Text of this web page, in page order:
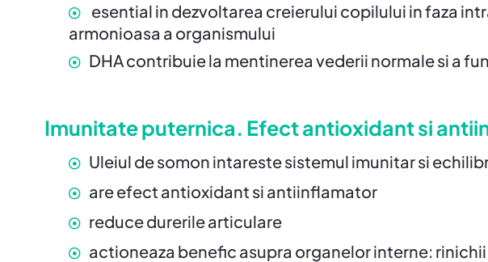
esential in dezvoltarea creierului copilului in faza
armonioasa a organismului
DHA contribuie la mentinerea vederii normale si a
Imunitate puternica. Efect antioxidant si
Uleiul de somon intareste sistemul imunitar si
are efect antioxidant si antiinflamator
reduce durerile articulare
actioneaza benefic asupra organelor interne: